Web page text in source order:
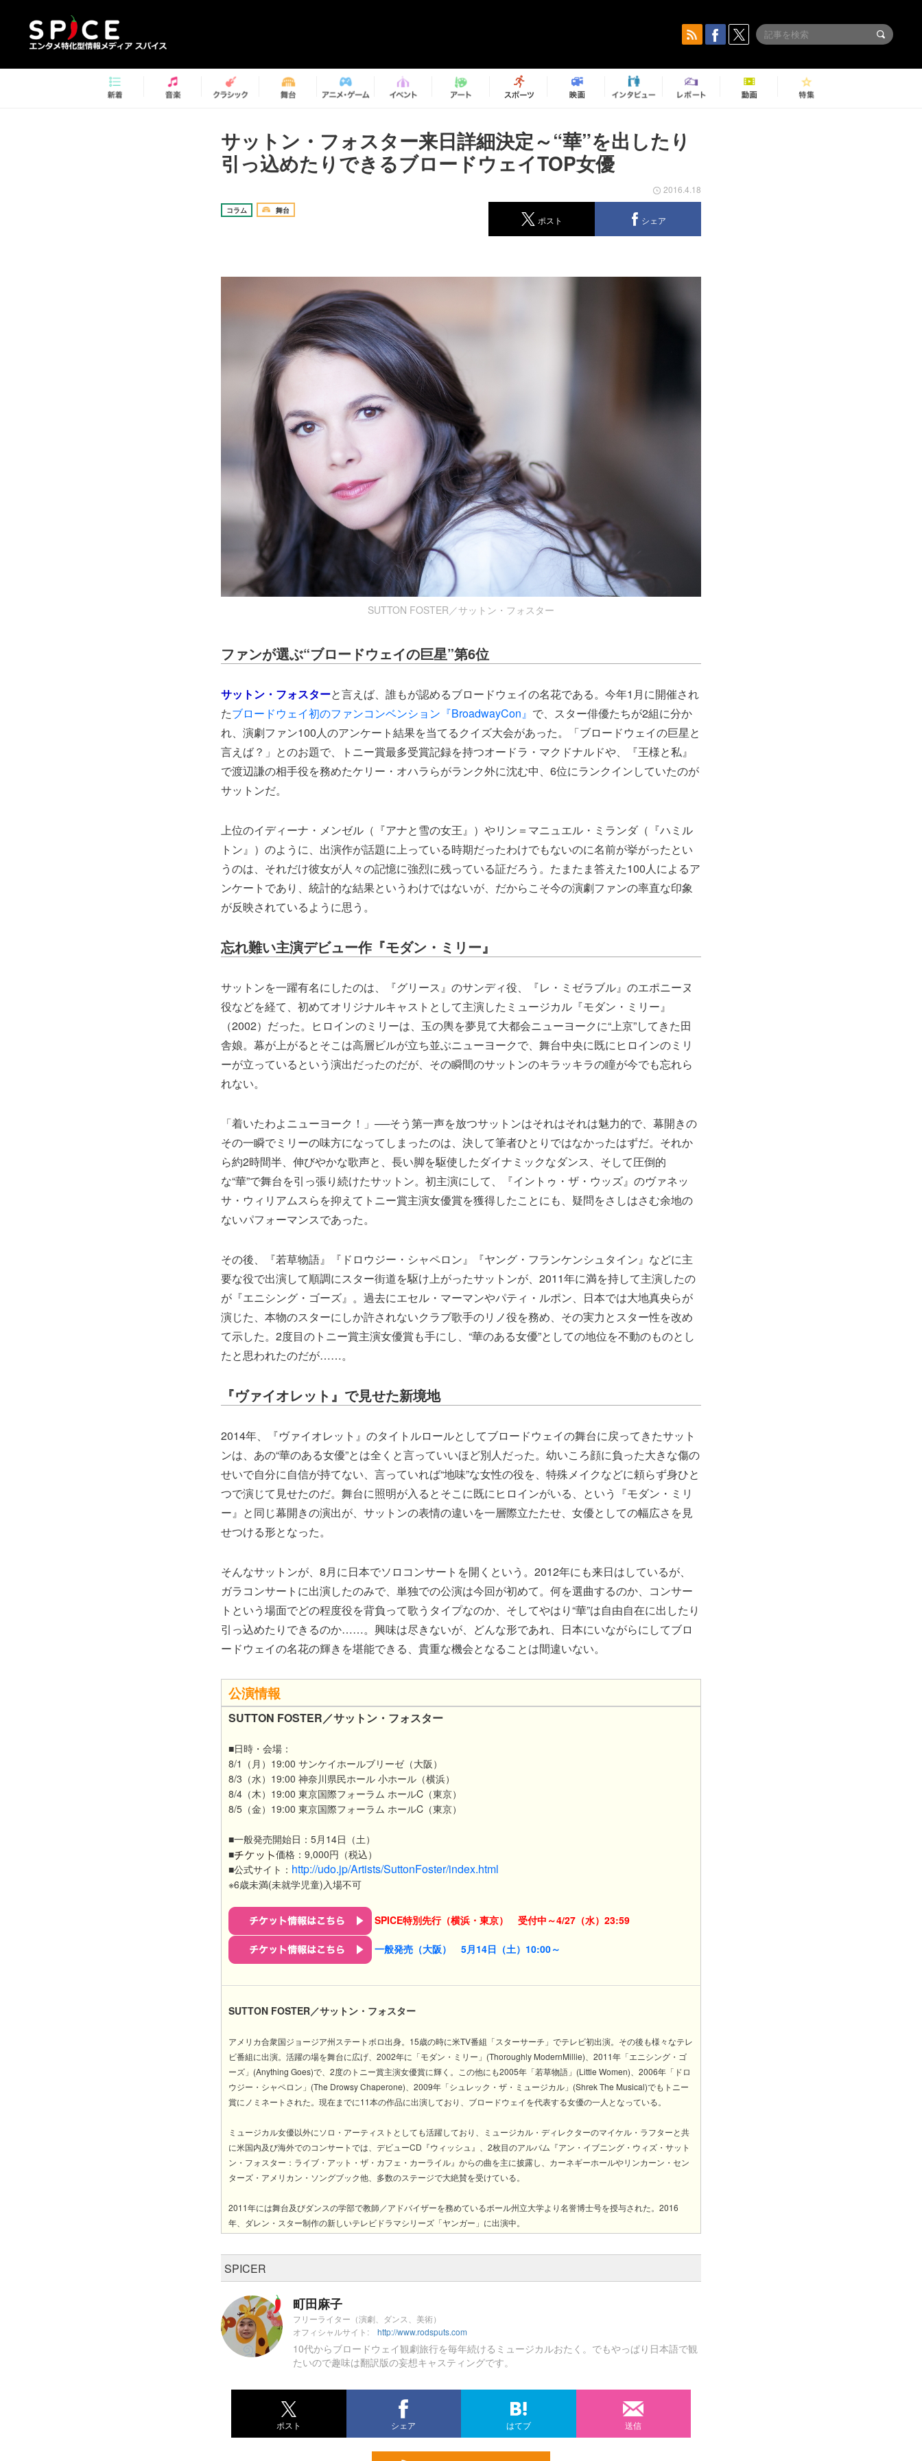
サットン・フォスター来日詳細決定～“華”を出したり
引っ込めたりできるブロードウェイTOP女優
コラム 舞台
2016.4.18
ポスト シェア
SUTTON FOSTER／サットン・フォスター
ファンが選ぶ“ブロードウェイの巨星”第6位
サットン・フォスターと言えば、誰もが認めるブロードウェイの名花である。今年1月に開催され
たブロードウェイ初のファンコンベンション『BroadwayCon』 で、スター俳優たちが2組に分か
れ、演劇ファン100人のアンケート結果を当てるクイズ大会があった。「ブロードウェイの巨星と
言えば？」とのお題で、トニー賞最多受賞記録を持つオードラ・マクドナルドや、『王様と私』
で渡辺謙の相手役を務めたケリー・オハラらがランク外に沈む中、6位にランクインしていたのが
サットンだ。
上位のイディーナ・メンゼル（『アナと雪の女王』）やリン＝マニュエル・ミランダ（『ハミル
トン』）のように、出演作が話題に上っている時期だったわけでもないのに名前が挙がったとい
うのは、それだけ彼女が人々の記憶に強烈に残っている証だろう。たまたま答えた100人によるア
ンケートであり、統計的な結果というわけではないが、だからこそ今の演劇ファンの率直な印象
が反映されているように思う。
忘れ難い主演デビュー作『モダン・ミリー』
サットンを一躍有名にしたのは、『グリース』のサンディ役、『レ・ミゼラブル』のエポニーヌ
役などを経て、初めてオリジナルキャストとして主演したミュージカル『モダン・ミリー』
（2002）だった。ヒロインのミリーは、玉の輿を夢見て大都会ニューヨークに“上京”してきた田
舎娘。幕が上がるとそこは高層ビルが立ち並ぶニューヨークで、舞台中央に既にヒロインのミリ
ーが立っているという演出だったのだが、その瞬間のサットンのキラッキラの瞳が今でも忘れら
れない。
「着いたわよニューヨーク！」──そう第一声を放つサットンはそれはそれは魅力的で、幕開きの
その一瞬でミリーの味方になってしまったのは、決して筆者ひとりではなかったはずだ。それか
ら約2時間半、伸びやかな歌声と、長い脚を駆使したダイナミックなダンス、そして圧倒的
な“華”で舞台を引っ張り続けたサットン。初主演にして、『イントゥ・ザ・ウッズ』のヴァネッ
サ・ウィリアムスらを抑えてトニー賞主演女優賞を獲得したことにも、疑問をさしはさむ余地の
ないパフォーマンスであった。
その後、『若草物語』『ドロウジー・シャペロン』『ヤング・フランケンシュタイン』などに主
要な役で出演して順調にスター街道を駆け上がったサットンが、2011年に満を持して主演したの
が『エニシング・ゴーズ』。過去にエセル・マーマンやパティ・ルポン、日本では大地真央らが
演じた、本物のスターにしか許されないクラブ歌手のリノ役を務め、その実力とスター性を改め
て示した。2度目のトニー賞主演女優賞も手にし、“華のある女優”としての地位を不動のものとし
たと思われたのだが……。
『ヴァイオレット』で見せた新境地
2014年、『ヴァイオレット』のタイトルロールとしてブロードウェイの舞台に戻ってきたサット
ンは、あの“華のある女優”とは全くと言っていいほど別人だった。幼いころ顔に負った大きな傷の
せいで自分に自信が持てない、言っていれば“地味”な女性の役を、特殊メイクなどに頼らず身ひと
つで演じて見せたのだ。舞台に照明が入るとそこに既にヒロインがいる、という『モダン・ミリ
ー』と同じ幕開きの演出が、サットンの表情の違いを一層際立たたせ、女優としての幅広さを見
せつける形となった。
そんなサットンが、8月に日本でソロコンサートを開くという。2012年にも来日はしているが、
ガラコンサートに出演したのみで、単独での公演は今回が初めて。何を選曲するのか、コンサー
トという場面でどの程度役を背負って歌うタイプなのか、そしてやはり“華”は自由自在に出したり
引っ込めたりできるのか……。興味は尽きないが、どんな形であれ、日本にいながらにしてブロ
ードウェイの名花の輝きを堪能できる、貴重な機会となることは間違いない。
公演情報
SUTTON FOSTER／サットン・フォスター​
■日時・会場：
8/1（月）19:00 サンケイホールブリーゼ（大阪）
8/3（水）19:00 神奈川県民ホール 小ホール（横浜）
8/4（木）19:00 東京国際フォーラム ホールC（東京）
8/5（金）19:00 東京国際フォーラム ホールC （東京）
■一般発売開始日：5月14日（土）
■
価格：9,000円（税込）
■公式サイト： http://udo.jp/Artists/SuttonFoster/index.html​
※6歳未満(未就学児童)入場不可
SPICE特別先行（横浜・東京） 受付中 ～4/27（水）23:59
一般発売（大阪） 5月14日（土）10:00～
SUTTON FOSTER／サットン・フォスター
アメリカ合衆国ジョージア州ステートボロ出身。15歳の時に米TV番組「スターサーチ」でテレビ初出演。その後も様々なテレ
ビ番組に出演。活躍の場を舞台に広げ、2002年に「モダン・ミリー」(Thoroughly ModernMillie)、2011年「エニシング・ゴ
ーズ」(Anything Goes)で、2度のトニー賞主演女優賞に輝く。この他にも2005年「若草物語」(Little Women)、2006年「ドロ
ウジー・シャペロン」(The Drowsy Chaperone)、2009年「シュレック・ザ・ミュージカル」(Shrek The Musical)でもトニー
賞にノミネートされた。現在までに11本の作品に出演しており、ブロードウェイを代表する女優の一人となっている。
ミュージカル女優以外にソロ・アーティストとしても活躍しており、ミュージカル・ディレクターのマイケル・ラフターと共
に米国内及び海外でのコンサートでは、デビューCD『ウィッシュ』、2枚目のアルバム『アン・イブニング・ウィズ・サット
ン・フォスター：ライブ・アット・ザ・カフェ・カーライル』からの曲を主に披露し、カーネギーホールやリンカーン・セン
ターズ・アメリカン・ソングブック他、多数のステージで大絶賛を受けている。
2011年には舞台及びダンスの学部で教師／アドバイザーを務めているボール州立大学より名誉博士号を授与された。2016
年、ダレン・スター制作の新しいテレビドラマシリーズ「ヤンガー」に出演中。
SPICER
町田麻子
フリーライター（演劇、ダンス、美術）
オフィシャルサイト:
http://www.rodsputs.com
10代からブロードウェイ観劇旅行を毎年続けるミュージカルおたく。でもやっぱり日本語で観
たいので趣味は翻訳版の妄想キャスティングです。
ポスト シェア はてブ 送信